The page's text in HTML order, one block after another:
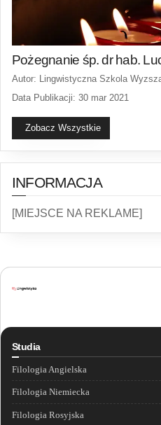
Pożegnanie śp. dr hab.
Autor: Lingwistyczna Szkola
Data Publikacji: 30 mar 2021
Zobacz Wszystkie
INFORMACJA
[MIEJSCE NA REKLAME]
Studia
Filologia Angielska
Filologia Niemiecka
Filologia Rosyjska